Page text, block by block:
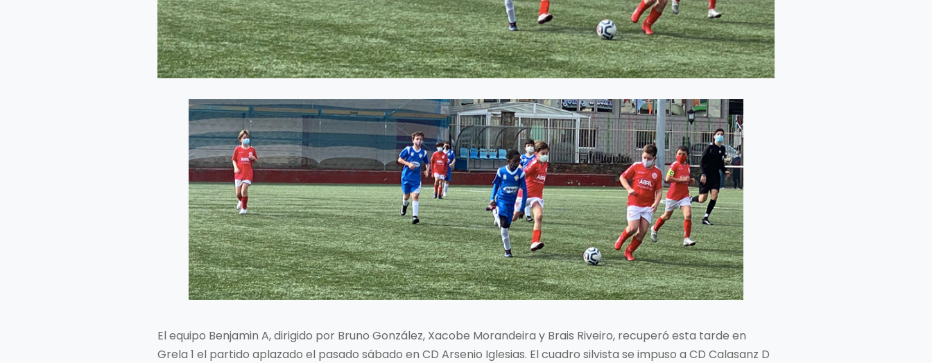
El equipo Benjamin A, dirigido por Bruno González, Xacobe Morandeira y Brais Riveiro, recuperó esta tarde en
Grela 1 el partido aplazado el pasado sábado en CD Arsenio Iglesias. El cuadro silvista se impuso a CD Calasanz D